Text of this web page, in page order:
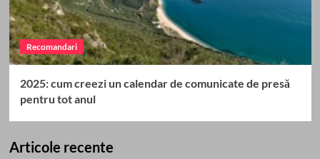
Recomandari
2025: cum creezi un calendar de comunicate de presă
pentru tot anul
Articole recente